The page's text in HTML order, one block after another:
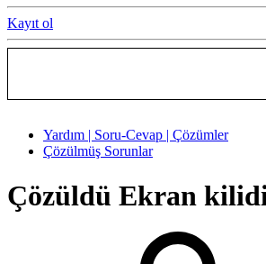
Kayıt ol
Yardım | Soru-Cevap | Çözümler
Çözülmüş Sorunlar
Çözüldü Ekran kilidi